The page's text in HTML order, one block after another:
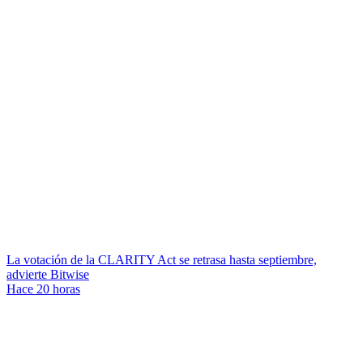
La votación de la CLARITY Act se retrasa hasta septiembre,
advierte Bitwise
Hace 20 horas